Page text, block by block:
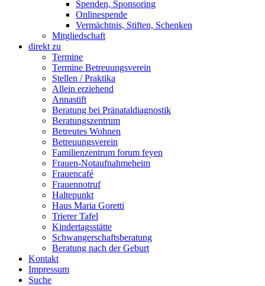
Spenden, Sponsoring
Onlinespende
Vermächtnis, Stiften, Schenken
Mitgliedschaft
direkt zu
Termine
Termine Betreuungsverein
Stellen / Praktika
Allein erziehend
Annastift
Beratung bei Pränataldiagnostik
Beratungszentrum
Betreutes Wohnen
Betreuungsverein
Familienzentrum forum feyen
Frauen-Notaufnahmeheim
Frauencafé
Frauennotruf
Haltepunkt
Haus Maria Goretti
Trierer Tafel
Kindertagsstätte
Schwangerschaftsberatung
Beratung nach der Geburt
Kontakt
Impressum
Suche